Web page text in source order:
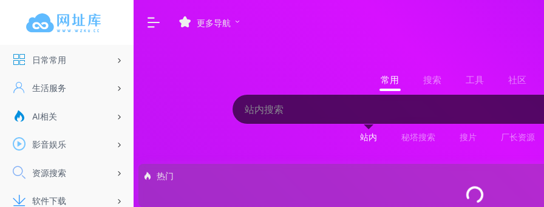
日常常用
生活服务
AI相关
影音娱乐
资源搜索
软件下载
更多导航
常用 搜索 工具 社区
站内 秘塔搜索 搜片 厂长资源
热门